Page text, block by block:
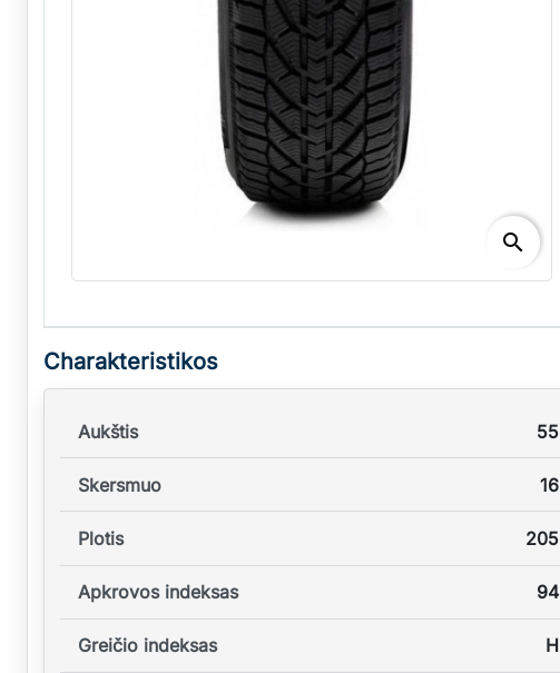
search
Charakteristikos
Aukštis 55
Skersmuo 16
Plotis 205
Apkrovos indeksas 94
Greičio indeksas H